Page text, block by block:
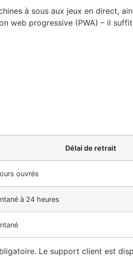
à sous aux jeux en direct,
web progressive (PWA) – il
Délai de retrait
ouvrés
à 24 heures
Le support client est